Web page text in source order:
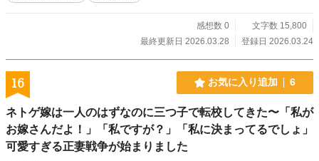
感想数 0
文字数 15,800
最終更新日 2026.03.28
登録日 2026.03.24
16 お気に入り追加 6
ネトゲ嫁は一人のはずなのに三つ子で転校してきた〜「私が
お嫁さんだよ！」「私ですが？」「私に決まってるでしょ」
可愛すぎる正妻戦争が始まりました